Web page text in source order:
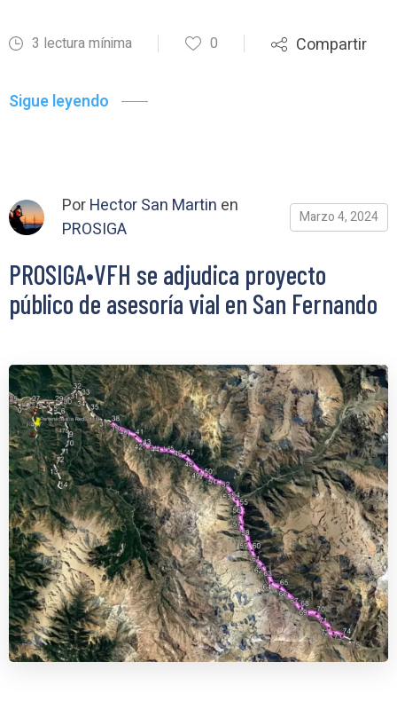
3 lectura mínima 0 Compartir
Sigue leyendo
PorHector San Martin en
PROSIGA
Marzo 4, 2024
PROSIGA•VFH se adjudica proyecto
público de asesoría vial en San Fernando